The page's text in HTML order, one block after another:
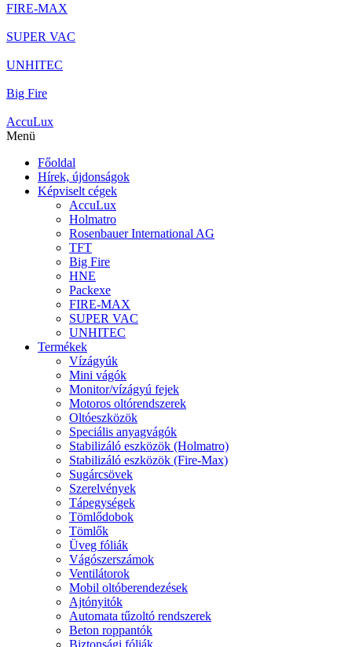
FIRE-MAX
SUPER VAC
UNHITEC
Big Fire
AccuLux
Menü
Főoldal
Hírek, újdonságok
Képviselt cégek
AccuLux
Holmatro
Rosenbauer International AG
TFT
Big Fire
HNE
Packexe
FIRE-MAX
SUPER VAC
UNHITEC
Termékek
Vízágyúk
Mini vágók
Monitor/vízágyú fejek
Motoros oltórendszerek
Oltóeszközök
Speciális anyagvágók
Stabilizáló eszközök (Holmatro)
Stabilizáló eszközök (Fire-Max)
Sugárcsövek
Szerelvények
Tápegységek
Tömlődobok
Tömlők
Üveg fóliák
Vágószerszámok
Ventilátorok
Mobil oltóberendezések
Ajtónyitók
Automata tűzoltó rendszerek
Beton roppantók
Biztonsági fóliák